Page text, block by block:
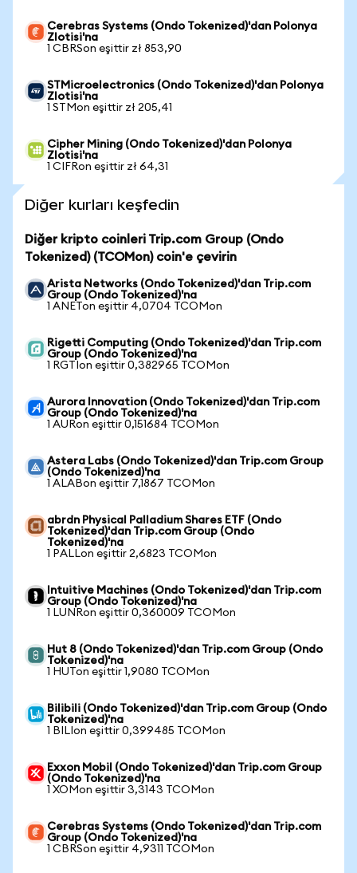
Cerebras Systems (Ondo Tokenized)'dan Polonya
Zlotisi'na
1 CBRSon eşittir zł 853,90
STMicroelectronics (Ondo Tokenized)'dan Polonya
Zlotisi'na
1 STMon eşittir zł 205,41
Cipher Mining (Ondo Tokenized)'dan Polonya
Zlotisi'na
1 CIFRon eşittir zł 64,31
Diğer kurları keşfedin
Diğer kripto coinleri Trip.com Group (Ondo
Tokenized) (TCOMon) coin'e çevirin
Arista Networks (Ondo Tokenized)'dan Trip.com
Group (Ondo Tokenized)'na
1 ANETon eşittir 4,0704 TCOMon
Rigetti Computing (Ondo Tokenized)'dan Trip.com
Group (Ondo Tokenized)'na
1 RGTIon eşittir 0,382965 TCOMon
Aurora Innovation (Ondo Tokenized)'dan Trip.com
Group (Ondo Tokenized)'na
1 AURon eşittir 0,151684 TCOMon
Astera Labs (Ondo Tokenized)'dan Trip.com Group
(Ondo Tokenized)'na
1 ALABon eşittir 7,1867 TCOMon
abrdn Physical Palladium Shares ETF (Ondo
Tokenized)'dan Trip.com Group (Ondo
Tokenized)'na
1 PALLon eşittir 2,6823 TCOMon
Intuitive Machines (Ondo Tokenized)'dan Trip.com
Group (Ondo Tokenized)'na
1 LUNRon eşittir 0,360009 TCOMon
Hut 8 (Ondo Tokenized)'dan Trip.com Group (Ondo
Tokenized)'na
1 HUTon eşittir 1,9080 TCOMon
Bilibili (Ondo Tokenized)'dan Trip.com Group (Ondo
Tokenized)'na
1 BILIon eşittir 0,399485 TCOMon
Exxon Mobil (Ondo Tokenized)'dan Trip.com Group
(Ondo Tokenized)'na
1 XOMon eşittir 3,3143 TCOMon
Cerebras Systems (Ondo Tokenized)'dan Trip.com
Group (Ondo Tokenized)'na
1 CBRSon eşittir 4,9311 TCOMon